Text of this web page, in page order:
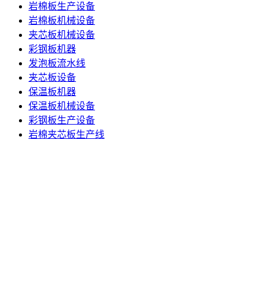
岩棉板生产设备
岩棉板机械设备
夹芯板机械设备
彩钢板机器
发泡板流水线
夹芯板设备
保温板机器
保温板机械设备
彩钢板生产设备
岩棉夹芯板生产线